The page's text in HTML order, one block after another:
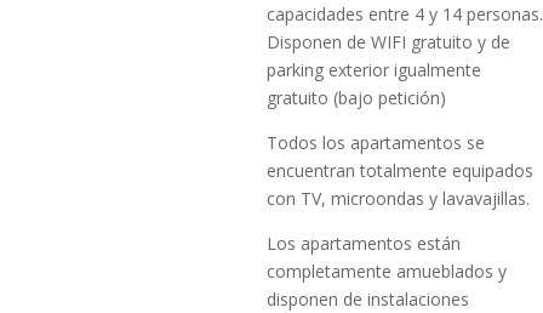
capacidades entre 4 y 14 personas.
Disponen de WIFI gratuito y de
parking exterior igualmente
gratuito (bajo petición)
Todos los apartamentos se
encuentran totalmente equipados
con TV, microondas y lavavajillas.
Los apartamentos están
completamente amueblados y
disponen de instalaciones